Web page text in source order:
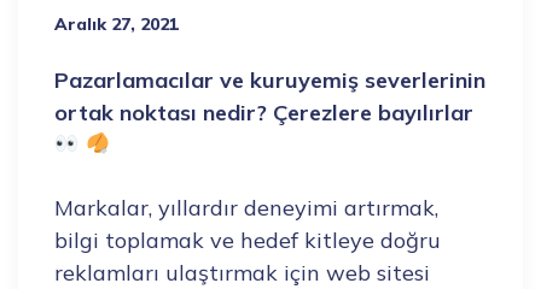
Aralık 27, 2021
Pazarlamacılar ve kuruyemiş severlerinin
ortak noktası nedir? Çerezlere bayılırlar
Markalar, yıllardır deneyimi artırmak,
bilgi toplamak ve hedef kitleye doğru
reklamları ulaştırmak için web sitesi